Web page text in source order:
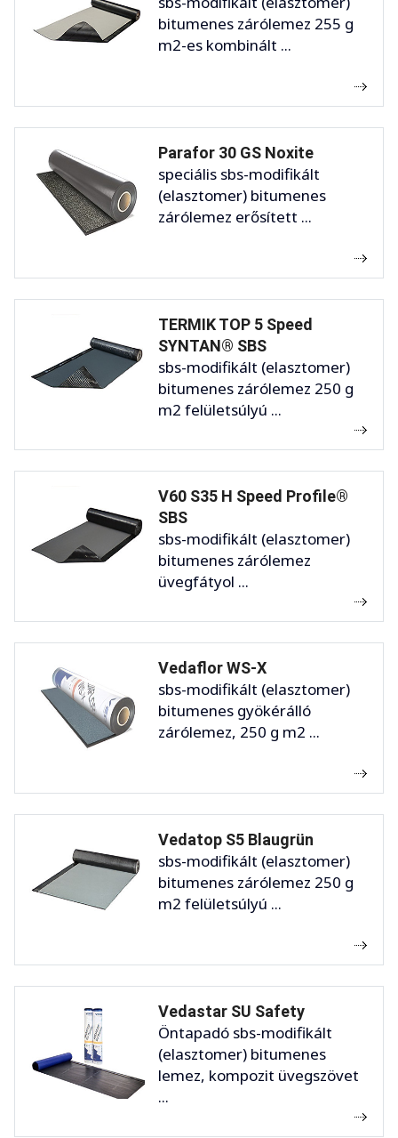
bitumenes zárólemez 255 g
m2-es kombinált ...
Parafor 30 GS Noxite
speciális sbs-modifikált
(elasztomer) bitumenes
zárólemez erősített ...
TERMIK TOP 5 Speed
SYNTAN® SBS
sbs-modifikált (elasztomer)
bitumenes zárólemez 250 g
m2 felületsúlyú ...
V60 S35 H Speed Profile®
SBS
sbs-modifikált (elasztomer)
bitumenes zárólemez
üvegfátyol ...
Vedaflor WS-X
sbs-modifikált (elasztomer)
bitumenes gyökérálló
zárólemez, 250 g m2 ...
Vedatop S5 Blaugrün
sbs-modifikált (elasztomer)
bitumenes zárólemez 250 g
m2 felületsúlyú ...
Vedastar SU Safety
Öntapadó sbs-modifikált
(elasztomer) bitumenes
lemez, kompozit üvegszövet
...